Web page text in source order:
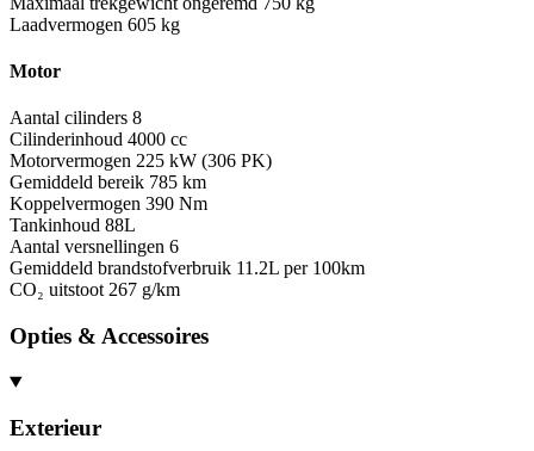
Laadvermogen 605 kg
Motor
Aantal cilinders 8
Cilinderinhoud 4000 cc
Motorvermogen 225 kW (306 PK)
Gemiddeld bereik 785 km
Koppelvermogen 390 Nm
Tankinhoud 88L
Aantal versnellingen 6
Gemiddeld brandstofverbruik 11.2L per 100km
CO₂ uitstoot 267 g/km
Opties & Accessoires
Exterieur